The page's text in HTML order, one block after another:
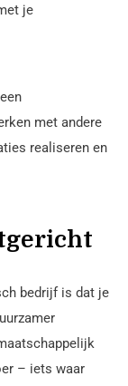
je
met andere
realiseren en
bedrijf is dat je
– iets waar